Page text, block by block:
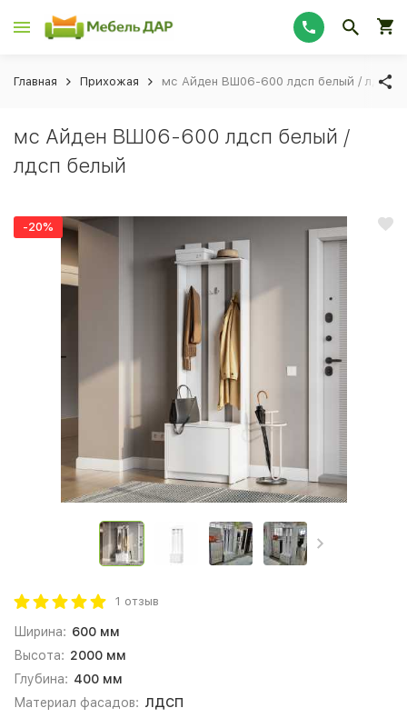
Главная Прихожая мс Айден ВШ06-600 лдсп белый / лдсп
мс Айден ВШ06-600 лдсп белый /
лдсп белый
-20%
1 отзыв
Ширина: 600 мм
Высота: 2000 мм
Глубина: 400 мм
Материал фасадов: ЛДСП